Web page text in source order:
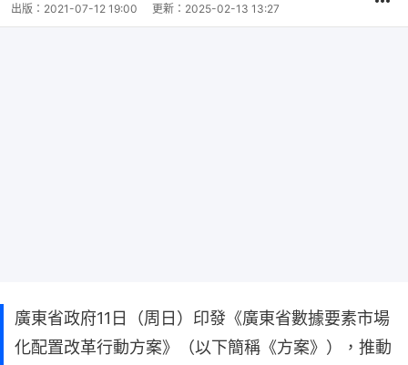
出版： 2021-07-12 19:00 更新： 2025-02-13 13:27
廣東省政府11日（周日）印發《廣東省數據要素市場
化配置改革行動方案》（以下簡稱《方案》），推動